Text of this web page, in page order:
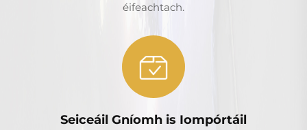
éifeachtach.
Seiceáil Gníomh is Iompórtáil